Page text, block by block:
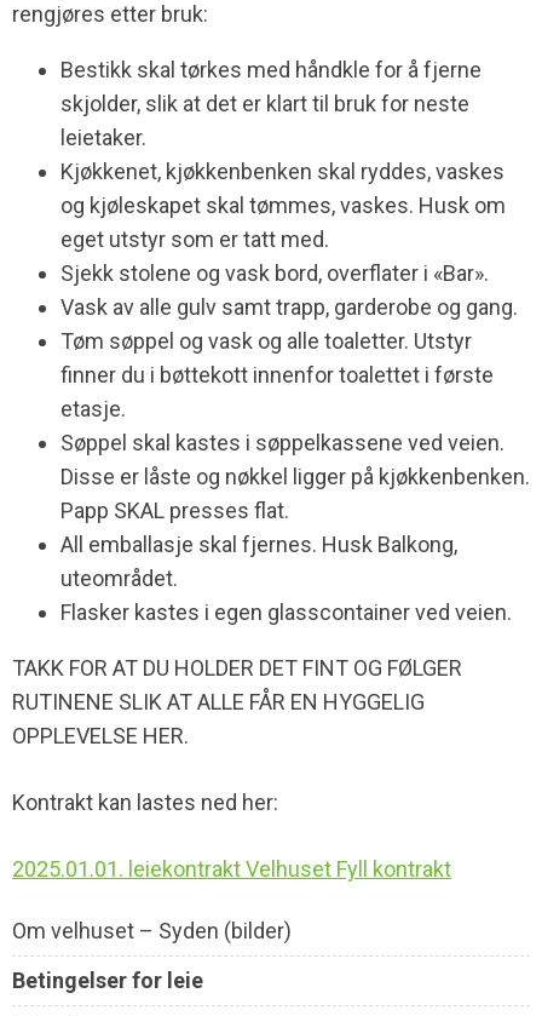
rengjøres etter bruk:
Bestikk skal tørkes med håndkle for å fjerne
skjolder, slik at det er klart til bruk for neste
leietaker.
Kjøkkenet, kjøkkenbenken skal ryddes, vaskes
og kjøleskapet skal tømmes, vaskes. Husk om
eget utstyr som er tatt med.
Sjekk stolene og vask bord, overflater i «Bar».
Vask av alle gulv samt trapp, garderobe og gang.
Tøm søppel og vask og alle toaletter. Utstyr
finner du i bøttekott innenfor toalettet i første
etasje.
Søppel skal kastes i søppelkassene ved veien.
Disse er låste og nøkkel ligger på kjøkkenbenken.
Papp SKAL presses flat.
All emballasje skal fjernes. Husk Balkong,
uteområdet.
Flasker kastes i egen glasscontainer ved veien.
TAKK FOR AT DU HOLDER DET FINT OG FØLGER
RUTINENE SLIK AT ALLE FÅR EN HYGGELIG
OPPLEVELSE HER.
Kontrakt kan lastes ned her:
2025.01.01. leiekontrakt Velhuset Fyll kontrakt
Om velhuset – Syden (bilder)
Betingelser for leie